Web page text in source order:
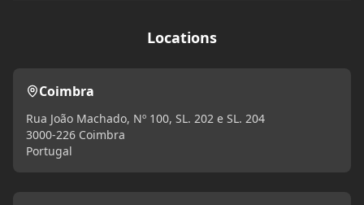
Locations
Coimbra
Rua João Machado, Nº 100, SL. 202 e SL. 204
3000-226 Coimbra
Portugal